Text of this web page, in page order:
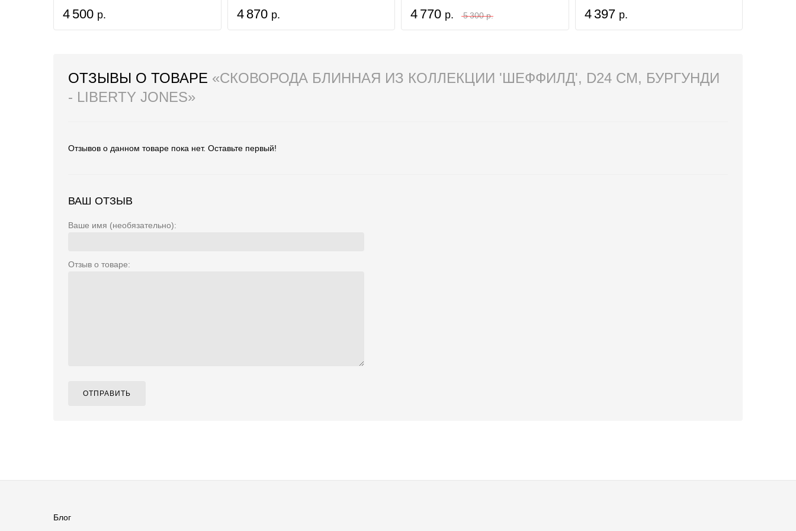
характеристики, отзывы покупателей, инструкция и аксессуары - представлена для ознакомления.
Цена товара Сковорода блинная из коллекции 'Шеффилд', D24 см, бургунди - Liberty Jones указана в
4 500 р. 4 870 р. 4 770 р. 5 300 р. 4 397 р.
ОТЗЫВЫ О ТОВАРЕ «СКОВОРОДА БЛИННАЯ ИЗ КОЛЛЕКЦИИ 'ШЕФФИЛД', D24 СМ, БУРГУНДИ
- LIBERTY JONES»
Отзывов о данном товаре пока нет. Оставьте первый!
ВАШ ОТЗЫВ
Ваше имя (необязательно):
Отзыв о товаре:
ОТПРАВИТЬ
Блог